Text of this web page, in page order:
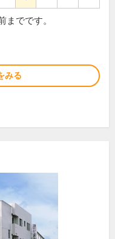
までです。
みる